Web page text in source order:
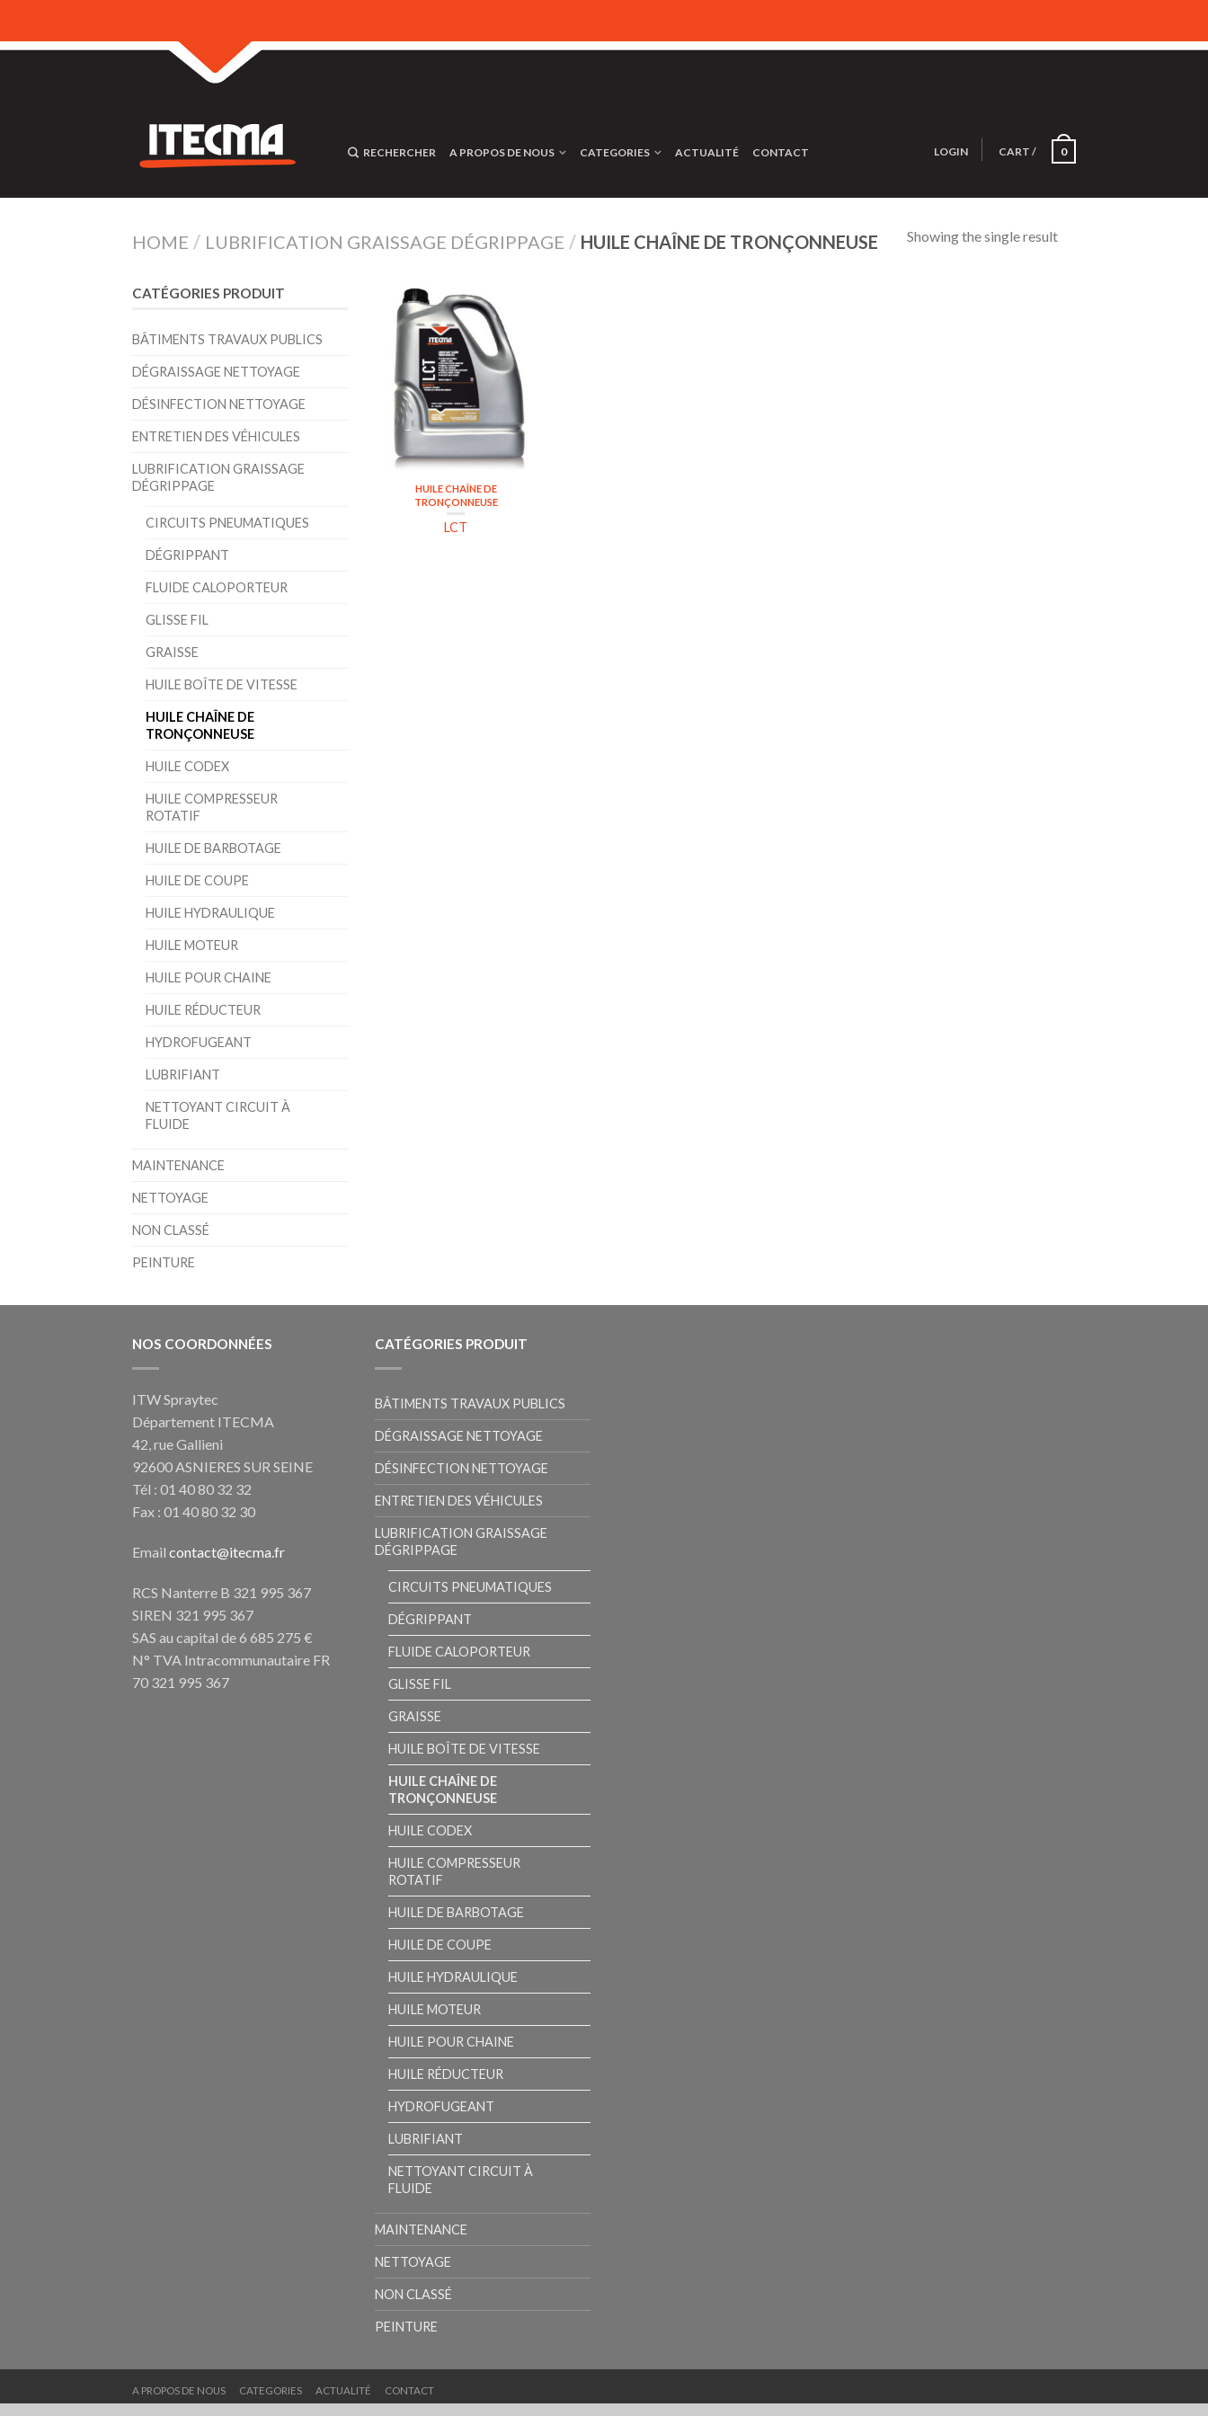
RECHERCHER A PROPOS DE NOUS CATEGORIES ACTUALITÉ CONTACT LOGIN CART / 0
HOME / LUBRIFICATION GRAISSAGE DÉGRIPPAGE / HUILE CHAÎNE DE TRONÇONNEUSE Showing the single result
HUILE CHAÎNE DE
TRONÇONNEUSE
LCT
CATÉGORIES PRODUIT
BÂTIMENTS TRAVAUX PUBLICS
DÉGRAISSAGE NETTOYAGE
DÉSINFECTION NETTOYAGE
ENTRETIEN DES VÉHICULES
LUBRIFICATION GRAISSAGE
DÉGRIPPAGE
CIRCUITS PNEUMATIQUES
DÉGRIPPANT
FLUIDE CALOPORTEUR
GLISSE FIL
GRAISSE
HUILE BOÎTE DE VITESSE
HUILE CHAÎNE DE
TRONÇONNEUSE
HUILE CODEX
HUILE COMPRESSEUR
ROTATIF
HUILE DE BARBOTAGE
HUILE DE COUPE
HUILE HYDRAULIQUE
HUILE MOTEUR
HUILE POUR CHAINE
HUILE RÉDUCTEUR
HYDROFUGEANT
LUBRIFIANT
NETTOYANT CIRCUIT À
FLUIDE
MAINTENANCE
NETTOYAGE
NON CLASSÉ
PEINTURE
NOS COORDONNÉES
ITW Spraytec
Département ITECMA
42, rue Gallieni
92600 ASNIERES SUR SEINE
Tél : 01 40 80 32 32
Fax : 01 40 80 32 30
Email contact@itecma.fr
RCS Nanterre B 321 995 367
SIREN 321 995 367
SAS au capital de 6 685 275 €
N° TVA Intracommunautaire FR
70 321 995 367
CATÉGORIES PRODUIT
BÂTIMENTS TRAVAUX PUBLICS
DÉGRAISSAGE NETTOYAGE
DÉSINFECTION NETTOYAGE
ENTRETIEN DES VÉHICULES
LUBRIFICATION GRAISSAGE
DÉGRIPPAGE
CIRCUITS PNEUMATIQUES
DÉGRIPPANT
FLUIDE CALOPORTEUR
GLISSE FIL
GRAISSE
HUILE BOÎTE DE VITESSE
HUILE CHAÎNE DE
TRONÇONNEUSE
HUILE CODEX
HUILE COMPRESSEUR
ROTATIF
HUILE DE BARBOTAGE
HUILE DE COUPE
HUILE HYDRAULIQUE
HUILE MOTEUR
HUILE POUR CHAINE
HUILE RÉDUCTEUR
HYDROFUGEANT
LUBRIFIANT
NETTOYANT CIRCUIT À
FLUIDE
MAINTENANCE
NETTOYAGE
NON CLASSÉ
PEINTURE
A PROPOS DE NOUS CATEGORIES ACTUALITÉ CONTACT